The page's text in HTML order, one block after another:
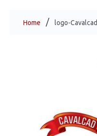
Home logo-Cavalcad